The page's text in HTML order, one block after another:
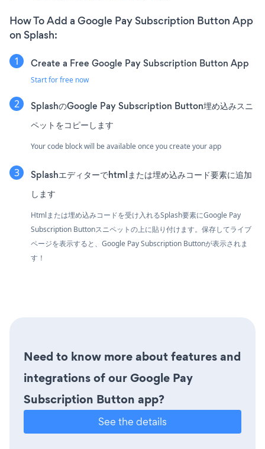
How To Add a Google Pay Subscription Button App
on Splash:
Create a Free Google Pay Subscription Button App
Start for free now
SplashのGoogle Pay Subscription Button埋め込みスニ
ペットをコピーします
Your code block will be available once you create your app
Splashエディターでhtmlまたは埋め込みコード要素に追加
します
Htmlまたは埋め込みコードを受け入れるSplash要素にGoogle Pay
Subscription Buttonスニペットの上に貼り付けます。保存してライブ
ページを表示すると、Google Pay Subscription Buttonが表示されま
す！
Need to know more about features and
integrations of our Google Pay
Subscription Button app?
See the details